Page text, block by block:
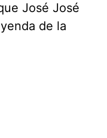
José José
de la